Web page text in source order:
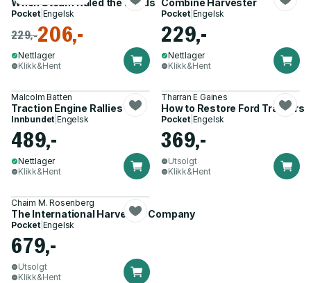
When Steam Ruled the Roads
Pocket| Engelsk
229,-206,-
Nettlager
Klikk&Hent
Combine Harvester
Pocket| Engelsk
229,-
Nettlager
Klikk&Hent
Malcolm Batten
Traction Engine Rallies
Innbundet |Engelsk
489,-
Nettlager
Klikk&Hent
Tharran E Gaines
How to Restore Ford Tractors
Pocket| Engelsk
369,-
Utsolgt
Klikk&Hent
Chaim M. Rosenberg
The International Harvester Company
Pocket| Engelsk
679,-
Utsolgt
Klikk&Hent